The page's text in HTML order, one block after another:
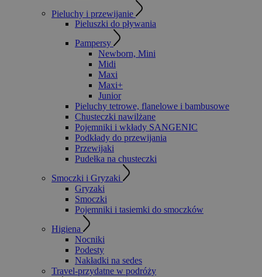
Pieluchy i przewijanie
Pieluszki do pływania
Pampersy
Newborn, Mini
Midi
Maxi
Maxi+
Junior
Pieluchy tetrowe, flanelowe i bambusowe
Chusteczki nawilżane
Pojemniki i wkłady SANGENIC
Podkłady do przewijania
Przewijaki
Pudełka na chusteczki
Smoczki i Gryzaki
Gryzaki
Smoczki
Pojemniki i tasiemki do smoczków
Higiena
Nocniki
Podesty
Nakładki na sedes
Travel-przydatne w podróży